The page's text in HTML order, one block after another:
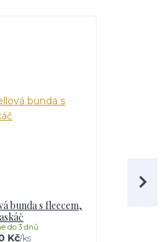
bunda s fleecem,
Kč/ks
do 3 dnů